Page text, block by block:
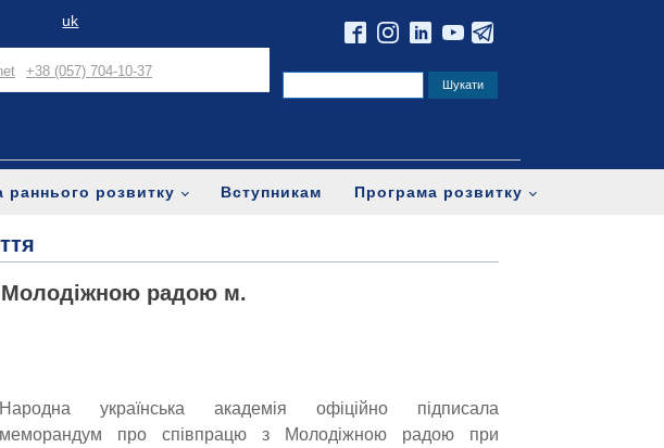
uk
+38 (057) 704-10-37
раннього розвитку Вступникам Програма розвитку
Молодіжною радою м.
Народна українська академія офіційно підписала
меморандум про співпрацю з Молодіжною радою при